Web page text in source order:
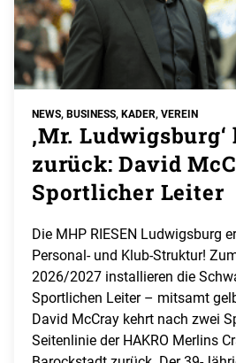
NEWS, BUSINESS, KADER, VEREIN
‚Mr.
zurück: David
Sportlicher Leiter
Die MHP RIESEN Ludwigsburg
Personal- und Klub-Struktur!
2026/2027 installieren die
Sportlichen Leiter – mitsamt
David McCray kehrt nach zwei
Seitenlinie der HAKRO Merlins